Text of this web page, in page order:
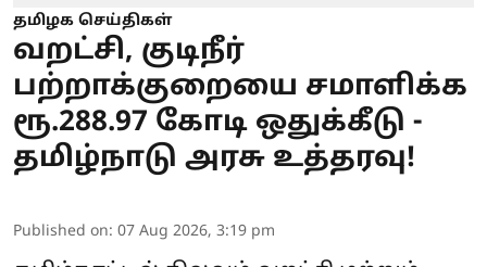
தமிழக செய்திகள்
வறட்சி, குடிநீர்
பற்றாக்குறையை சமாளிக்க
ரூ.288.97 கோடி ஒதுக்கீடு -
தமிழ்நாடு அரசு உத்தரவு!
Published on: 07 Aug 2026, 3:19 pm